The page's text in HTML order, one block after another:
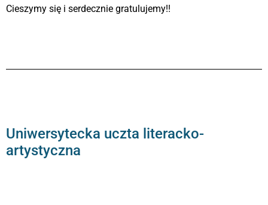
Cieszymy się i serdecznie gratulujemy!!
Uniwersytecka uczta literacko-
artystyczna